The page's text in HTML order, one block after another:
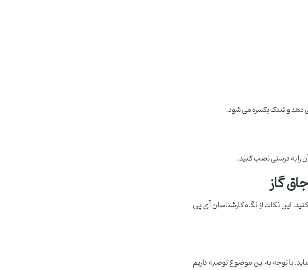
دهد و فندک یکسره می شود.
را به درستی نصب کنید.
این نکات از نگاه کارشناسان آی پی
با توجه به این موضوع توصیه داریم